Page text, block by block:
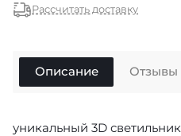
Рассчитать доставку
Описание
уникальный 3D
Отзывы